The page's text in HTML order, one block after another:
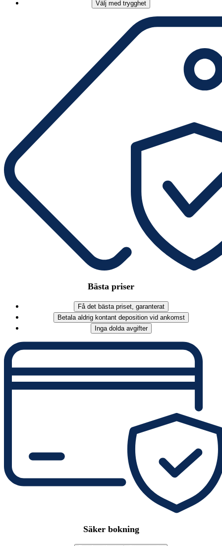
Välj med trygghet
Bästa priser
Få det bästa priset, garanterat
Betala aldrig kontant deposition vid ankomst
Inga dolda avgifter
Säker bokning